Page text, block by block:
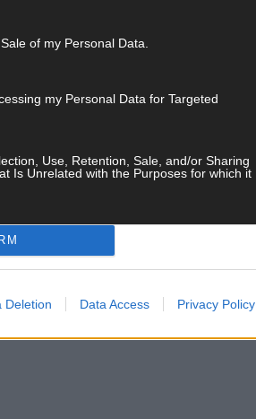
of my Personal Data.
my Personal Data for Targeted
Use, Retention, Sale, and/or Sharing
Is Unrelated with the Purposes for which it
Deletion Data Access Privacy Policy